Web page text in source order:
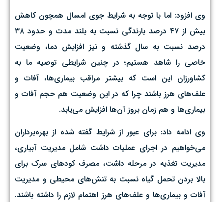
وی افزود: اما با توجه به شرایط جوی امسال همچون کاهش
بیش از ۴۷ درصد بارندگی نسبت به بلند مدت و حدود ۳۸
درصد نسبت به سال گذشته و نیز افزایش دما، وضعیت
خاصی را شاهد هستیم؛ در چنین شرایطی توصیه ما به
کشاورزان این است که بیشتر مراقب بیماری‌ها، آفات و
علف‌های هرز باشند چرا که در این وضعیت هم حجم آفات و
بیماری‌ها و هم زمان بروز آن‌ها افزایش می‌یابد.
وی ادامه داد: برای عبور از شرایط گفته شده از بهره‌برداران
می‌خواهیم در اجرای عملیات داشت شامل مدیریت آبیاری‌،
مدیریت تغذیه در مرحله داشت، مصرف کودهای سرک برای
بالا بردن تحمل گیاه نسبت به تنش‌های محیطی و مدیریت
آفات و بیماری‌ها و علف‌های هرز اهتمام لازم را داشته باشند.